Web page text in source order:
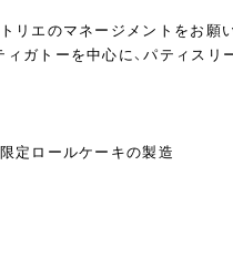
リエのマネージメントをお願い
ガトーを中心に、パティスリ
定ロールケーキの製造